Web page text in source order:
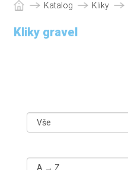
Katalog Kliky
Kliky gravel